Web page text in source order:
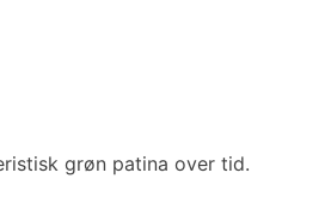
grøn patina over tid.